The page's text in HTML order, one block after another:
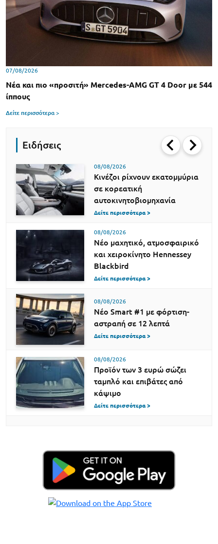
07/08/2026
Νέα και πιο «προσιτή» Mercedes-AMG GT 4 Door με 544
ίππους
Δείτε περισσότερα >
Ειδήσεις
08/08/2026
Κινέζοι ρίχνουν εκατομμύρια
σε κορεατική
αυτοκινητοβιομηχανία
Δείτε περισσότερα >
08/08/2026
Νέο μαχητικό, ατμοσφαιρικό
και χειροκίνητο Hennessey
Blackbird
Δείτε περισσότερα >
08/08/2026
Νέο Smart #1 με φόρτιση-
αστραπή σε 12 λεπτά
Δείτε περισσότερα >
08/08/2026
Προϊόν των 3 ευρώ σώζει
ταμπλό και επιβάτες από
κάψιμο
Δείτε περισσότερα >